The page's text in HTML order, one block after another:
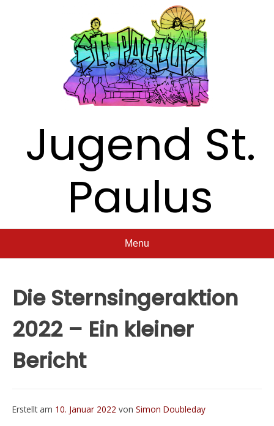
Jugend St.
Paulus
Menu
Die Sternsingeraktion
2022 – Ein kleiner
Bericht
Erstellt am 10. Januar 2022 von Simon Doubleday